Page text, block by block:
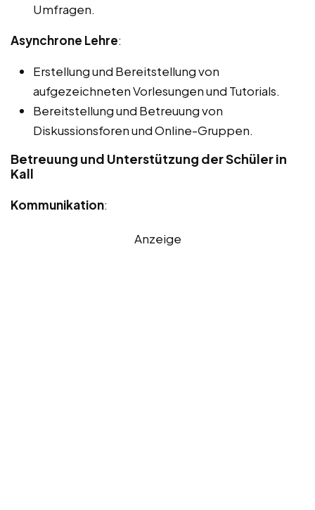
Umfragen.
Asynchrone Lehre:
Erstellung und Bereitstellung von
aufgezeichneten Vorlesungen und Tutorials.
Bereitstellung und Betreuung von
Diskussionsforen und Online-Gruppen.
Betreuung und Unterstützung der Schüler in
Kall
Kommunikation:
Anzeige